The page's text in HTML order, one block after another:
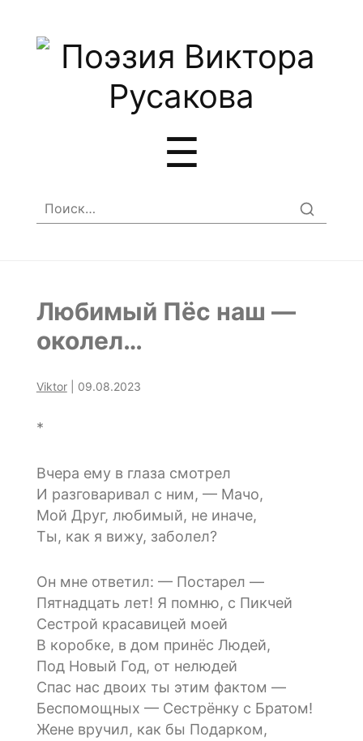
☰
Найти:
Любимый Пёс наш —
околел…
Viktor 09.08.2023
*
Вчера ему в глаза смотрел
И разговаривал с ним, — Мачо,
Мой Друг, любимый, не иначе,
Ты, как я вижу, заболел?
Он мне ответил: — Постарел —
Пятнадцать лет! Я помню, с Пикчей
Сестрой красавицей моей
В коробке, в дом принёс Людей,
Под Новый Год, от нелюдей
Спас нас двоих ты этим фактом —
Беспомощных — Сестрёнку с Братом!
Жене вручил, как бы Подарком,